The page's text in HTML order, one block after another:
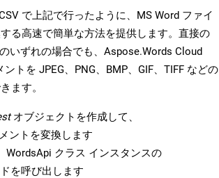
で上記で行ったように、MS Word ファイ
る高速で簡単な方法を提供します。直接の
いずれの場合でも、Aspose.Words Cloud
トを JPEG、PNG、BMP、GIF、TIFF などの
ます。
オブジェクトを作成して、
ントを変換します
WordsApi クラス インスタンスの
を呼び出します